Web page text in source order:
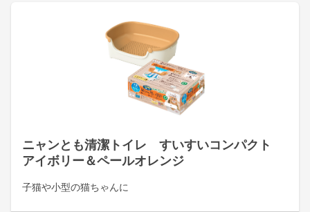
ニャンとも清潔トイレ すいすいコンパクト
アイボリー＆ペールオレンジ
子猫や小型の猫ちゃんに